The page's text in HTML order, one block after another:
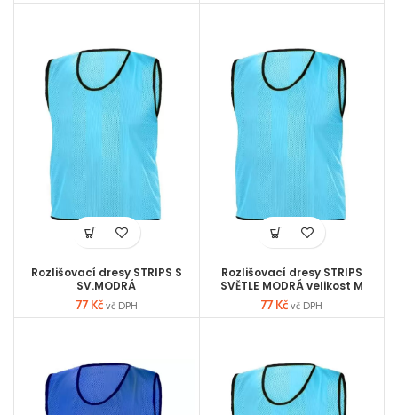
Rozlišovací dresy STRIPS S
SV.MODRÁ
77Kč vč DPH
Rozlišovací dresy STRIPS
SVĚTLE MODRÁ velikost M
77Kč vč DPH